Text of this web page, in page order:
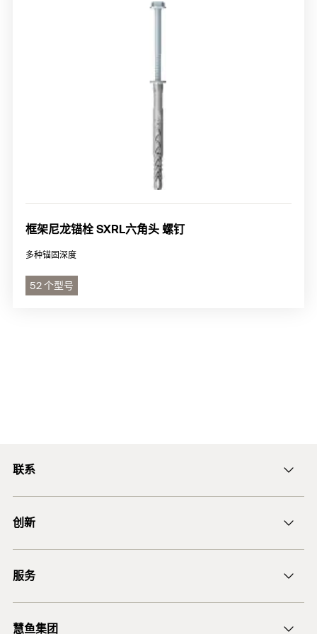
框架尼龙锚栓 SXRL六角头 螺钉
多种锚固深度
52 个型号
联系
400-820-3920
创新
后膨胀螺杆锚栓 FAZ II
服务
慧鱼集团